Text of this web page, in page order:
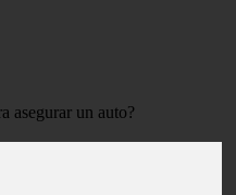
asegurar un auto?
un auto?